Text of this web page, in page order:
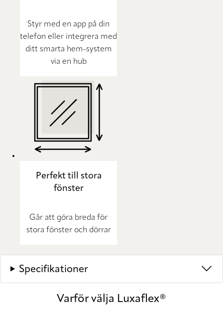
Styr med en app på din
telefon eller integrera med
ditt smarta hem-system
via en hub
Perfekt till stora
fönster
Går att göra breda för
stora fönster och dörrar
Specifikationer
Varför välja Luxaflex®